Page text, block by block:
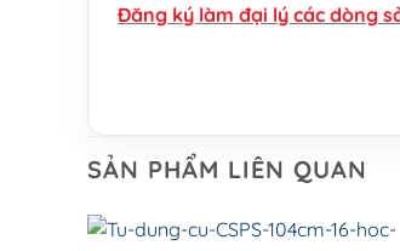
Đăng ký làm đại lý các dòng
SẢN PHẨM LIÊN QUAN